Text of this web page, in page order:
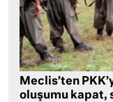
Meclis’ten
oluşumu kapat,